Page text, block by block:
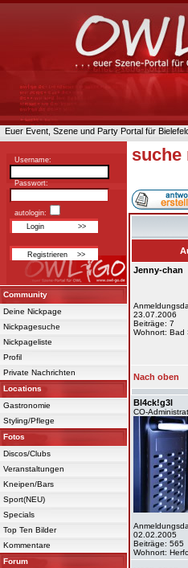
Euer Event, Szene und Party Portal für
Username:
Passwort:
autologin:
Community
Deine Nickpage
Nickpagesuche
Nickpageliste
Profil
Private Nachrichten
Locations
Gastronomie
Styling/Pflege
Fotos
Discos/Clubs
Veranstaltungen
Kneipen/Bars
Sport(NEU)
Specials
Top Ten Bilder
Kommentare
Forum
suche
Jenny-chan
23.07.2006
Beiträge: 7
Wohnort: Bad
Nach oben
Bl4ck!g3l
CO-
02.02.2005
Beiträge: 565
Wohnort: